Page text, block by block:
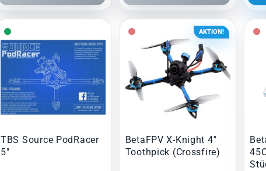
TBS Source PodRacer
5″
AKTION!
BetaFPV X-Knight 4″
Toothpick (Crossfire)